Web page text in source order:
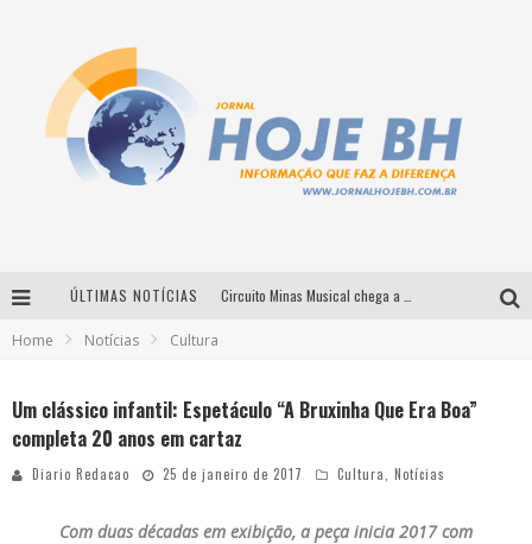
ÚLTIMAS NOTÍCIAS
Home Notícias Cultura
Um clássico infantil: Espetáculo “A Bruxinha Que Era Boa”
completa 20 anos em cartaz
Diario Redacao 25 de janeiro de 2017 Cultura Notícias
Com duas décadas em exibição, a peça inicia 2017 com